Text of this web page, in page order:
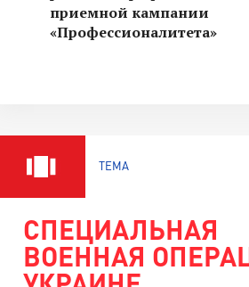
приемной кампании
«Профессионалитета»
ТЕМА
СПЕЦИАЛЬНАЯ
ВОЕННАЯ